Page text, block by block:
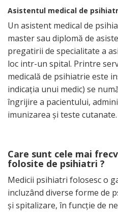
Asistentul medical de
Un asistent medical de
master sau diplomă de
pregatirii de specialitate a
loc intr-un spital. Printre
medicală de psihiatrie este
indicaţia unui medic) se
îngrijire a pacientului,
imunizarea şi teste cutanate.
Care sunt cele mai
folosite de psihiatri ?
Medicii psihiatri folosesc o
incluzând diverse forme de
şi spitalizare, în funcţie de